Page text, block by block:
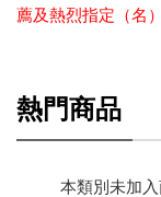
薦及熱烈指定（名
熱門商品
本類別未加